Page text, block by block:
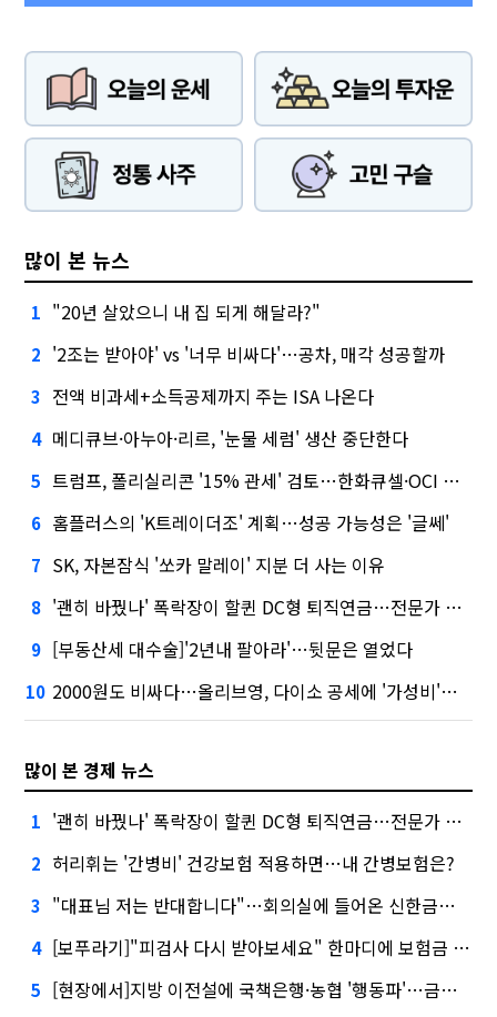
많이 본 뉴스
1 "20년 살았으니 내 집 되게 해달라?"
2 '2조는 받아야' vs '너무 비싸다'…공차, 매각 성공할까
3 전액 비과세+소득공제까지 주는 ISA 나온다
4 메디큐브·아누아·리르, '눈물 세럼' 생산 중단한다
5 트럼프, 폴리실리콘 '15% 관세' 검토…한화큐셀·OCI 영향은?
6 홈플러스의 'K트레이더조' 계획…성공 가능성은 '글쎄'
7 SK, 자본잠식 '쏘카 말레이' 지분 더 사는 이유
8 '괜히 바꿨나' 폭락장이 할퀸 DC형 퇴직연금…전문가 조언은
9 [부동산세 대수술]'2년내 팔아라'…뒷문은 열었다
10 2000원도 비싸다…올리브영, 다이소 공세에 '가성비'로 맞불
많이 본 경제 뉴스
1 '괜히 바꿨나' 폭락장이 할퀸 DC형 퇴직연금…전문가 조언은
2 허리휘는 '간병비' 건강보험 적용하면…내 간병보험은?
3 "대표님 저는 반대합니다"…회의실에 들어온 신한금융 AI
4 [보푸라기]"피검사 다시 받아보세요" 한마디에 보험금 못 받을 뻔?
5 [현장에서]지방 이전설에 국책은행·농협 '행동파'…금감원 '신중모드'